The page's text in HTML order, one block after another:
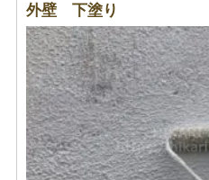
外壁 下塗り